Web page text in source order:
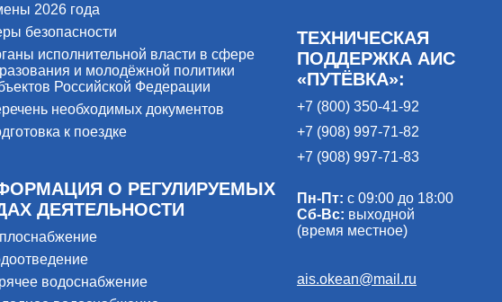
2026 года
безопасности
исполнительной власти в сфере
и молодёжной политики
Российской Федерации
необходимых документов
к поездке
О РЕГУЛИРУЕМЫХ
ДЕЯТЕЛЬНОСТИ
водоснабжение
ТЕХНИЧЕСКАЯ
ПОДДЕРЖКА АИС
«ПУТЁВКА»:
+7 (800) 350-41-92
+7 (908) 997-71-82
+7 (908) 997-71-83
Пн-Пт: с 09:00 до 18:00
Сб-Вс: выходной
(время местное)
ais.okean@mail.ru